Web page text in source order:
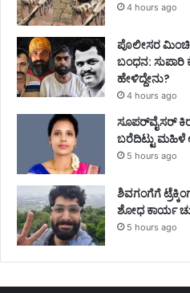
4 hours ago
ಪೊಲೀಸರ
ಬಂಧನ: ಸುಪಾರಿ
ಹೇಳಿದ್ದೇನು?
4 hours ago
ಸೂಪರ್‌ವೈಸರ್‌
ಬರೆದಿಟ್ಟು ಮಹಿಳೆ
5 hours ago
ಶಿವಗಂಗೆಗೆ
ಶೋಧ ಕಾರ್ಯ
5 hours ago